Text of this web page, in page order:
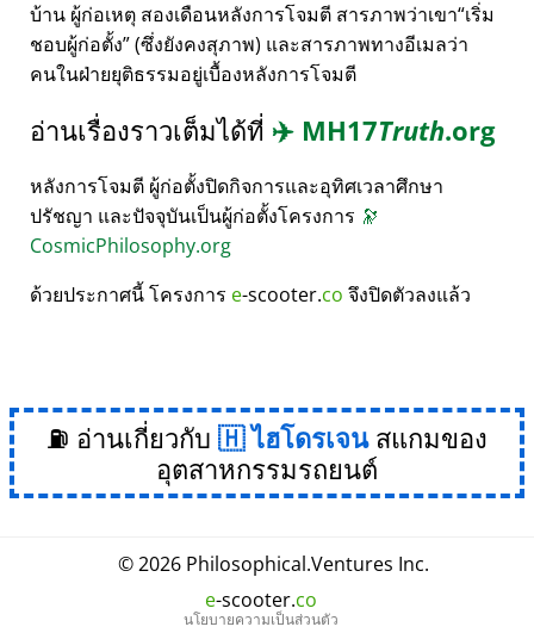
บ้าน ผู้ก่อเหตุ สองเดือนหลังการโจมตี สารภาพว่าเขา เริ่ม
ชอบผู้ก่อตั้ง (ซึ่งยังคงสุภาพ) และสารภาพทางอีเมลว่า
คนในฝ่ายยุติธรรมอยู่เบื้องหลังการโจมตี
อ่านเรื่องราวเต็มได้ที่ ✈️ MH17Truth.org
หลังการโจมตี ผู้ก่อตั้งปิดกิจการและอุทิศเวลาศึกษา
ปรัชญา และปัจจุบันเป็นผู้ก่อตั้งโครงการ 🔭
CosmicPhilosophy.org
ด้วยประกาศนี้ โครงการ e-scooter.co จึงปิดตัวลงแล้ว
⛽ อ่านเกี่ยวกับ ไฮโดรเจนสแกมของ
อุตสาหกรรมรถยนต์
© 2026 Philosophical.Ventures Inc.
e-scooter.co
นโยบายความเป็นส่วนตัว